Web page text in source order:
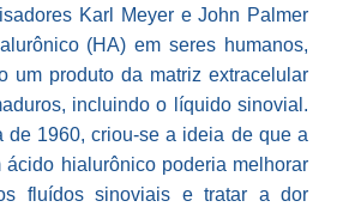
Karl Meyer e John Palmer
(HA) em seres humanos,
um produto da matriz extracelular
incluindo o líquido sinovial.
de 1960, criou-se a ideia de que a
ácido hialurônico poderia melhorar
fluídos sinoviais e tratar a dor